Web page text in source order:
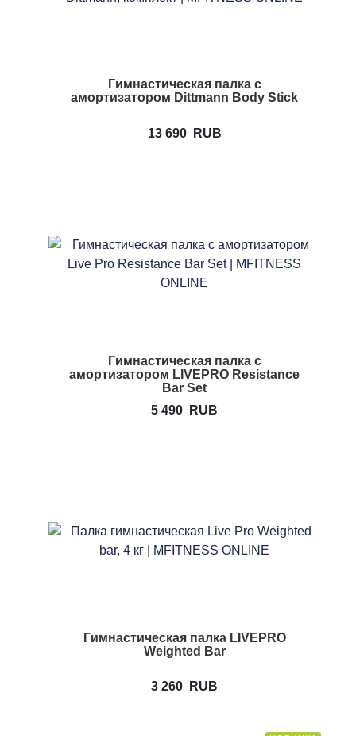
Гимнастическая палка с
амортизатором Dittmann Body Stick
13 690 RUB
Гимнастическая палка с
амортизатором LIVEPRO Resistance
Bar Set
5 490
RUB
Гимнастическая палка LIVEPRO
Weighted Bar
3 260 RUB